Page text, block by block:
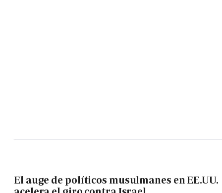
El auge de políticos musulmanes en EE.UU.